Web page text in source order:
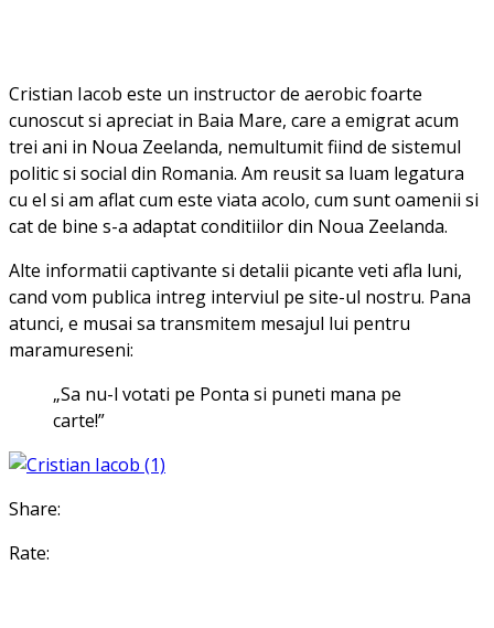
Cristian Iacob este un instructor de aerobic foarte
cunoscut si apreciat in Baia Mare, care a emigrat acum
trei ani in Noua Zeelanda, nemultumit fiind de sistemul
politic si social din Romania. Am reusit sa luam legatura
cu el si am aflat cum este viata acolo, cum sunt oamenii si
cat de bine s-a adaptat conditiilor din Noua Zeelanda.
Alte informatii captivante si detalii picante veti afla luni,
cand vom publica intreg interviul pe site-ul nostru. Pana
atunci, e musai sa transmitem mesajul lui pentru
maramureseni:
„Sa nu-l votati pe Ponta si puneti mana pe
carte!”
Share:
Rate: